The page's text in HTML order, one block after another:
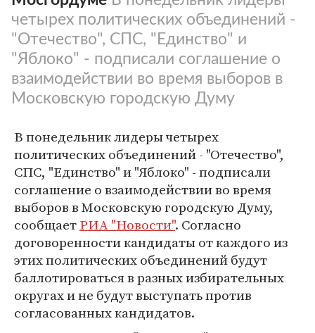
четырех политических объединений -
"Отечество", СПС, "Единство" и
"Яблоко" - подписали соглашение о
взаимодействии во время выборов в
Московскую городскую Думу
В понедельник лидеры четырех
политических объединений - "Отечество",
СПС, "Единство" и "Яблоко" - подписали
соглашение о взаимодействии во время
выборов в Московскую городскую Думу,
сообщаетРИА "Новости". Согласно
договоренности кандидаты от каждого из
этих политических объединений будут
баллотироваться в разных избирательных
округах и не будут выступать против
согласованных кандидатов.